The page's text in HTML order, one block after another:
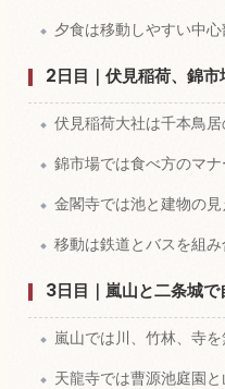
夕食は移動しやすい中心
2日目｜伏見稲荷、錦
伏見稲荷大社は千本鳥居
錦市場では食べ方のマナ
金閣寺では池と建物の見
移動は鉄道とバスを組み
3日目｜嵐山と二条城で
嵐山では川、竹林、寺
天龍寺では曹源池庭園